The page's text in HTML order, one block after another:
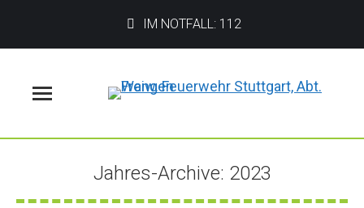
IM NOTFALL: 112
Jahres-Archive: 2023
Sie befinden sich hier: